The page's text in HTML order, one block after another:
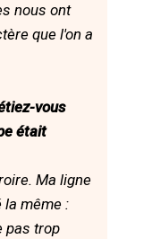
nous ont
que l'on a
vous
était
Ma ligne
la même :
pas trop